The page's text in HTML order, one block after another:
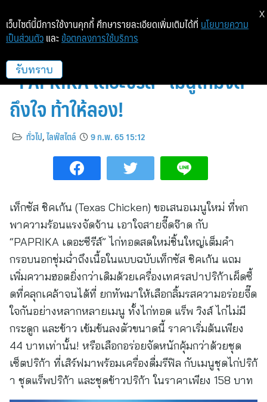
เท็กซัส ชิคเก้น ขอแนะนำ
“PAPRIKA เดอะซีรีส์” เมนูใหม่จี๊ด
ถึงใจ ท้าให้ลอง!
ทั่วไป,ไลฟ์สไตล์ 9 ก.พ. 65 15:12
เท็กซัส ชิคเก้น (Texas Chicken) ขอเสนอเมนูใหม่ ที่พก
พาความร้อนแรงจัดจ้าน เอาใจสายจี๊ดจ๊าด กับ
“PAPRIKA เดอะซีรีส์” ไก่ทอดสดใหม่ชิ้นใหญ่เต็มคำ
กรอบนอกชุ่มฉ่ำถึงเนื้อในแบบฉบับเท็กซัส ชิคเก้น แถม
เพิ่มความฮอตยิ่งกว่าเดิมด้วยเครื่องเทศรสปาปริก้าเผ็ดซี้
ดที่คลุกเคล้าจนได้ที่ ยกทัพมาให้เลือกลิ้มรสความอร่อยจี๊ด
ใจกันอย่างหลากหลายเมนู ทั้งไก่ทอด แร็พ วิงส์ ไก่ไม่มี
กระดูก และข้าว เข้มข้นลงตัวขนาดนี้ ราคาเริ่มต้นเพียง
44 บาทเท่านั้น! หรือเลือกอร่อยจัดหนักคุ้มกว่าด้วยชุด
เซ็ตปริก้า ที่เสิร์ฟมาพร้อมเครื่องดื่มรีฟิล กับเมนูชุดไก่ปริก้
า ชุดแร็พปริก้า และชุดข้าวปริก้า ในราคาเพียง 158 บาท
เว็บไซต์นี้มีการใช้งานคุกกี้ ศึกษารายละเอียดเพิ่มเติมได้ที่ นโยบายความ
เป็นส่วนตัว และ ข้อตกลงการใช้บริการ
รับทราบ
X